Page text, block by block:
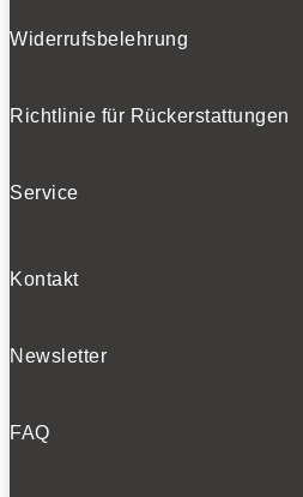
Widerrufsbelehrung
Richtlinie für Rückerstattungen
Service
Kontakt
Newsletter
FAQ